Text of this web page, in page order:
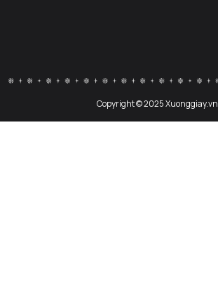
Copyright © 2025 Xuonggiay.vn